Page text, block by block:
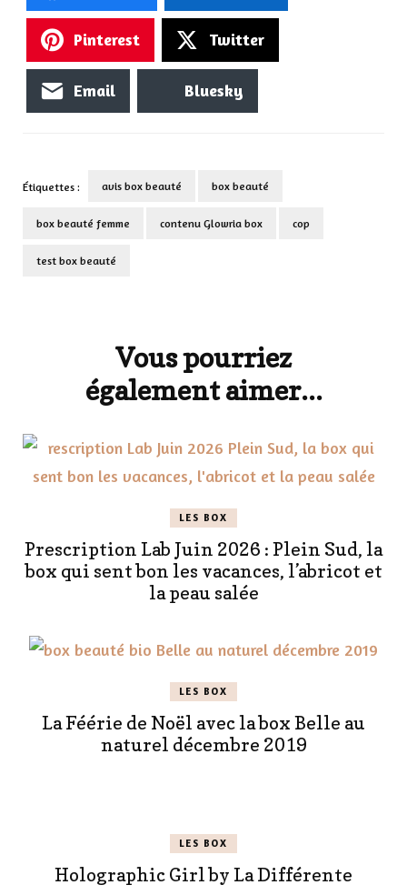
Pinterest Twitter
Email Bluesky
Étiquettes : avis box beauté box beauté
box beauté femme contenu Glowria box cop
test box beauté
Vous pourriez
également aimer...
LES BOX
Prescription Lab Juin 2026 : Plein Sud, la
box qui sent bon les vacances, l’abricot et
la peau salée
LES BOX
La Féérie de Noël avec la box Belle au
naturel décembre 2019
LES BOX
Holographic Girl by La Différente